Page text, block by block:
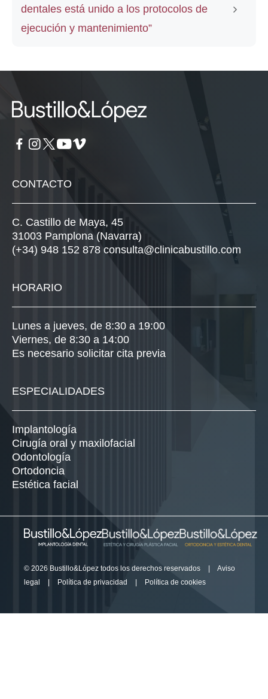
dentales está unido a los protocolos de
ejecución y mantenimiento”
CONTACTO
C. Castillo de Maya, 45
31003 Pamplona (Navarra)
(+34) 948 152 878 consulta@clinicabustillo.com
HORARIO
Lunes a jueves, de 8:30 a 19:00
Viernes, de 8:30 a 14:00
Es necesario solicitar cita previa
ESPECIALIDADES
Implantología
Cirugía oral y maxilofacial
Odontología
Ortodoncia
Estética facial
© 2026 Bustillo&López todos los derechos reservados
Aviso
legal
Política de privacidad Política de cookies